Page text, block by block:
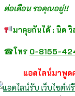
ต่อเดือน รอคุณอยู่!!
มาคุยกันได้ : นิด วิ
☎โทร 0-8155-
แอดไลน์มาพูด